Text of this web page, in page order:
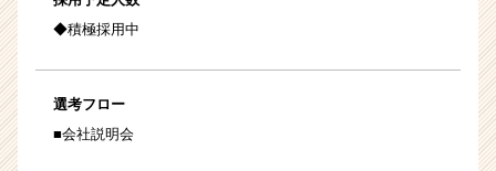
◆積極採用中
選考フロー
■会社説明会